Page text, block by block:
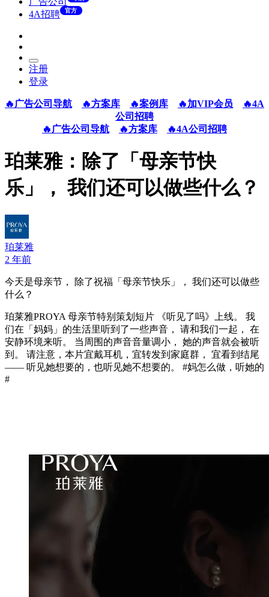
4A招聘 官方
注册
登录
🔥广告公司导航 🔥方案库 🔥案例库 🔥加VIP会员
🔥4A
公司招聘
🔥广告公司导航
🔥方案库 🔥4A公司招聘
珀莱雅：除了「母亲节快
乐」， 我们还可以做些什么？
珀莱雅
2 年前
今天是母亲节， 除了祝福「母亲节快乐」， 我们还可以做些
什么？
珀莱雅PROYA 母亲节特别策划短片 《听见了吗》上线。 我
们在「妈妈」的生活里听到了一些声音， 请和我们一起， 在
安静环境来听。 当周围的声音音量调小， 她的声音就会被听
到。 请注意，本片宜戴耳机，宜转发到家庭群， 宜看到结尾
—— 听见她想要的，也听见她不想要的。 #妈怎么做，听她的
#